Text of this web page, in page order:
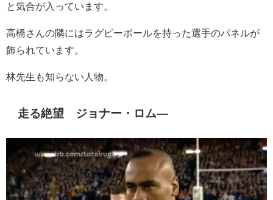
と気合が入っています。
高橋さんの隣にはラグビーボールを持った選手のパネルが
飾られています。
林先生も知らない人物。
走る絶望 ジョナー・ロム―